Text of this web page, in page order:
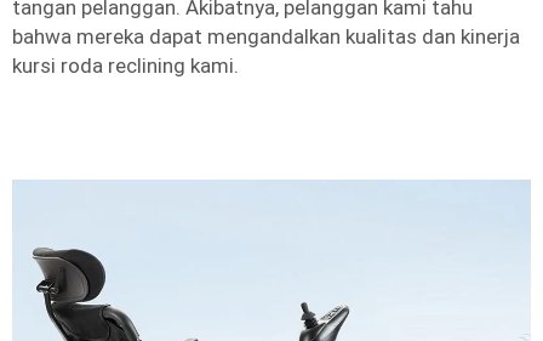
tangan pelanggan. Akibatnya, pelanggan kami tahu
bahwa mereka dapat mengandalkan kualitas dan kinerja
kursi roda reclining kami.